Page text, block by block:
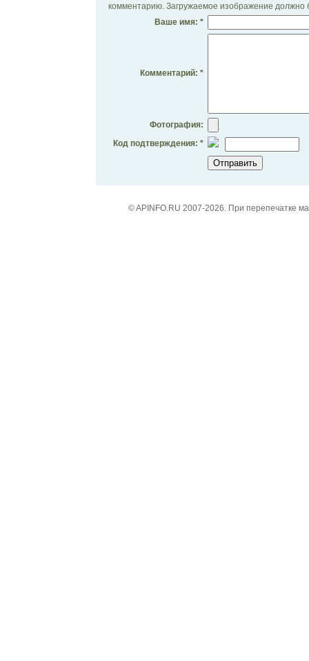
комментарию. Загружаемое изображение должно
Ваше имя: *
Комментарий: *
Фотография:
Код подтверждения: *
© APINFO.RU 2007-2026. При перепечатке